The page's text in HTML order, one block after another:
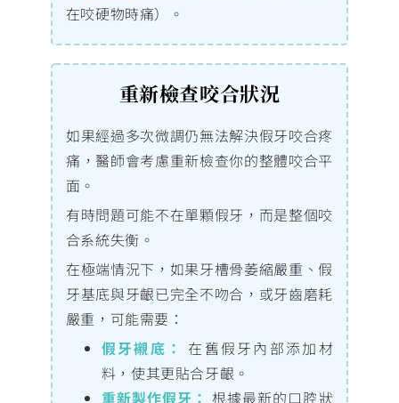
在咬硬物時痛）。
重新檢查咬合狀況
如果經過多次微調仍無法解決假牙咬合疼
痛，醫師會考慮重新檢查你的整體咬合平
面。
有時問題可能不在單顆假牙，而是整個咬
合系統失衡。
在極端情況下，如果牙槽骨萎縮嚴重、假
牙基底與牙齦已完全不吻合，或牙齒磨耗
嚴重，可能需要：
假牙襯底：
在舊假牙內部添加材
料，使其更貼合牙齦。
重新製作假牙： 根據最新的口腔狀